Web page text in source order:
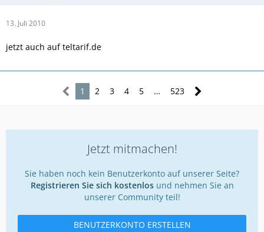
13. Juli 2010
jetzt auch auf teltarif.de
1 2 3 4 5 … 523
Jetzt mitmachen!
Sie haben noch kein Benutzerkonto auf unserer Seite?
Registrieren Sie sich kostenlosund nehmen Sie an
unserer Community teil!
BENUTZERKONTO ERSTELLEN